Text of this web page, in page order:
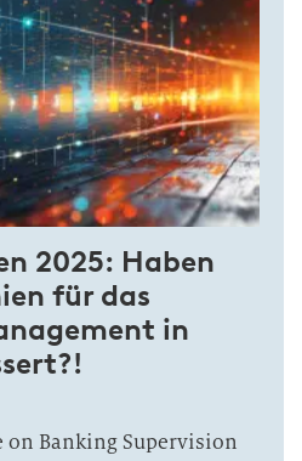
2025: Haben
für das
in
on Banking Supervision